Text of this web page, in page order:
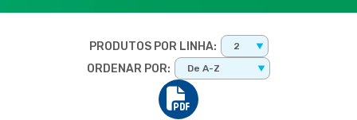
PRODUTOS POR LINHA: 2
ORDENAR POR: De A-Z